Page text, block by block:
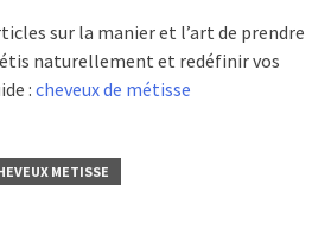
sur la manier et l’art de prendre
naturellement et redéfinir vos
: cheveux de métisse
METISSE